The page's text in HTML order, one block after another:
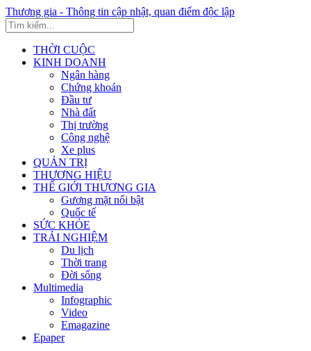
Thương gia - Thông tin cập nhật, quan điểm độc lập
THỜI CUỘC
KINH DOANH
Ngân hàng
Chứng khoán
Đầu tư
Nhà đất
Thị trường
Công nghệ
Xe plus
QUẢN TRỊ
THƯƠNG HIỆU
THẾ GIỚI THƯƠNG GIA
Gương mặt nổi bật
Quốc tế
SỨC KHỎE
TRẢI NGHIỆM
Du lịch
Thời trang
Đời sống
Multimedia
Infographic
Video
Emagazine
Epaper